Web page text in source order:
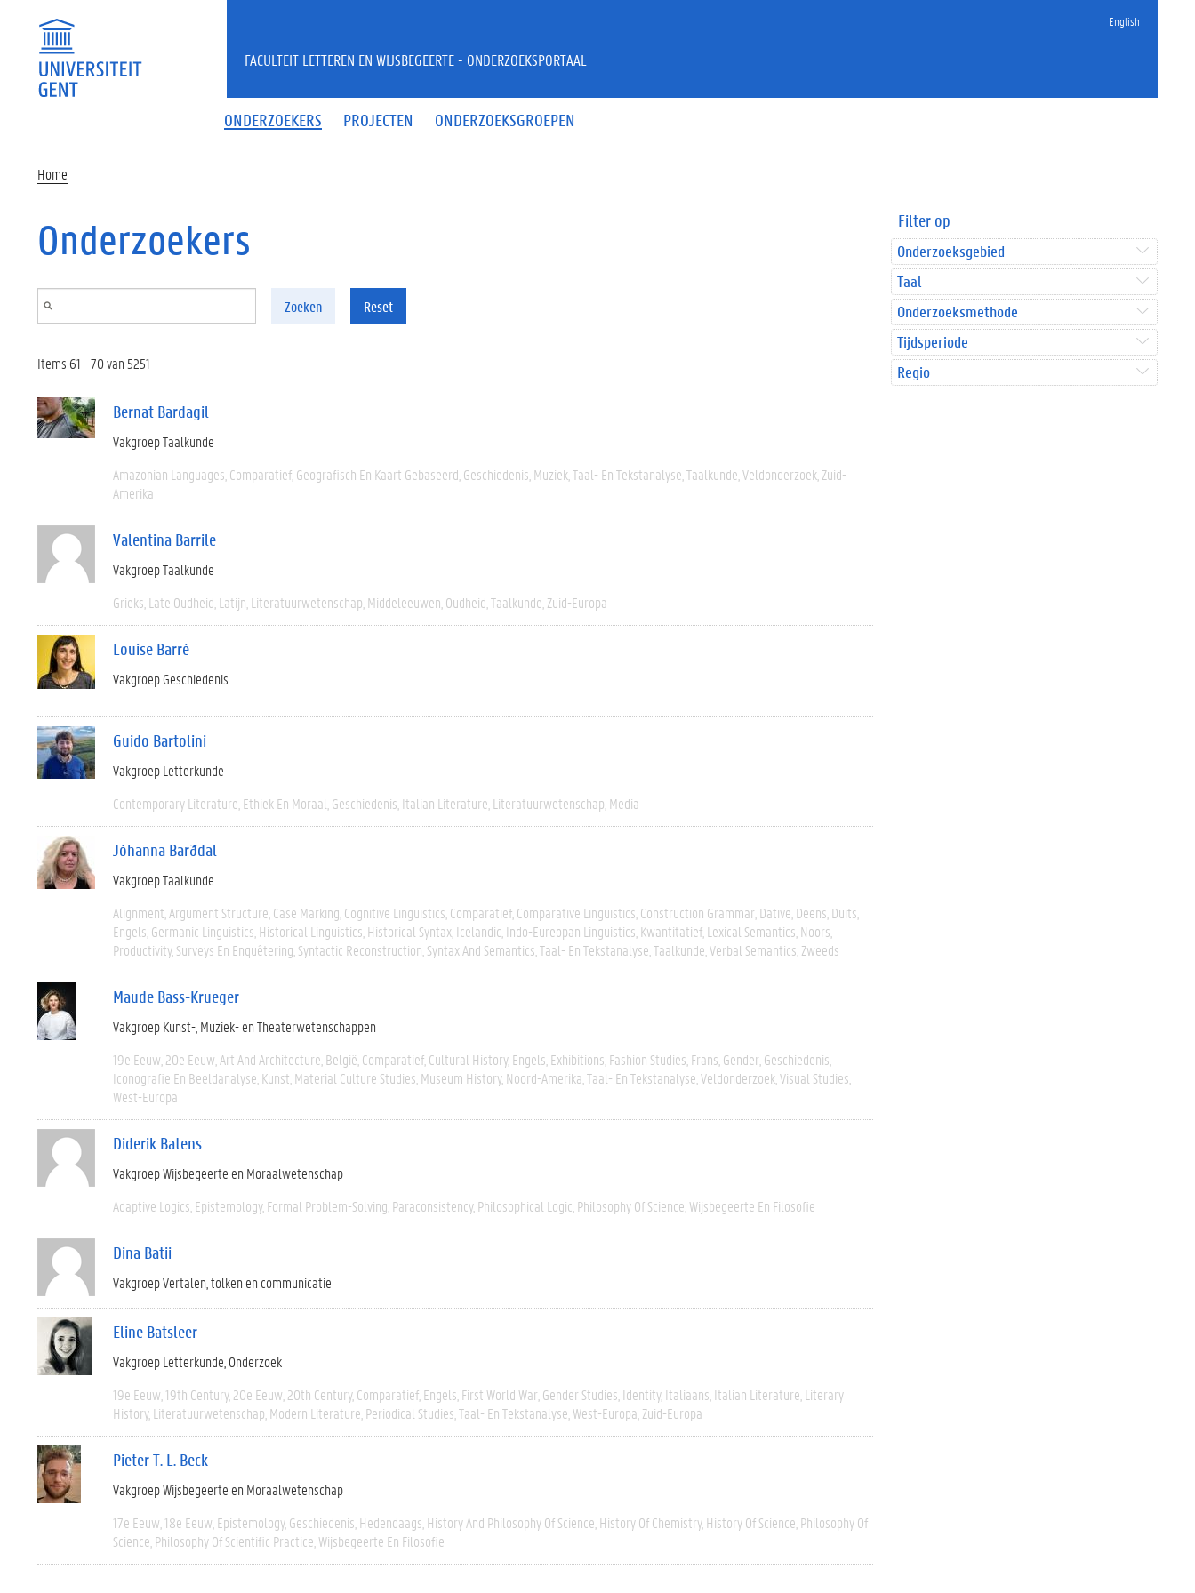
English
ONDERZOEKERS PROJECTEN ONDERZOEKSGROEPEN
FACULTEIT LETTEREN EN WIJSBEGEERTE - ONDERZOEKSPORTAAL
Home
Onderzoekers
Zoeken Reset
Items 61 - 70 van 5251
Bernat Bardagil
Vakgroep Taalkunde
Amazonian Languages Comparatief Geografisch En Kaart Gebaseerd Geschiedenis Muziek Taal- En Tekstanalyse Taalkunde Veldonderzoek Zuid-
Amerika
Valentina Barrile
Vakgroep Taalkunde
Grieks Late Oudheid Latijn Literatuurwetenschap Middeleeuwen Oudheid Taalkunde Zuid-Europa
Louise Barré
Vakgroep Geschiedenis
Guido Bartolini
Vakgroep Letterkunde
Contemporary Literature Ethiek En Moraal Geschiedenis Italian Literature Literatuurwetenschap Media
Jóhanna Barðdal
Vakgroep Taalkunde
Alignment Argument Structure Case Marking Cognitive Linguistics Comparatief Comparative Linguistics Construction Grammar Dative Deens Duits
Engels Germanic Linguistics Historical Linguistics Historical Syntax Icelandic Indo-Eureopan Linguistics Kwantitatief Lexical Semantics Noors
Productivity Surveys En Enquêtering Syntactic Reconstruction Syntax And Semantics Taal- En Tekstanalyse Taalkunde Verbal Semantics Zweeds
Maude Bass-Krueger
Vakgroep Kunst-, Muziek- en Theaterwetenschappen
19e Eeuw 20e Eeuw Art And Architecture België Comparatief Cultural History Engels Exhibitions Fashion Studies Frans Gender Geschiedenis
Iconografie En Beeldanalyse Kunst Material Culture Studies Museum History Noord-Amerika Taal- En Tekstanalyse Veldonderzoek Visual Studies
West-Europa
Diderik Batens
Vakgroep Wijsbegeerte en Moraalwetenschap
Adaptive Logics Epistemology Formal Problem-Solving Paraconsistency Philosophical Logic Philosophy Of Science Wijsbegeerte En Filosofie
Dina Batii
Vakgroep Vertalen, tolken en communicatie
Eline Batsleer
Vakgroep Letterkunde Onderzoek
19e Eeuw 19th Century 20e Eeuw 20th Century Comparatief Engels First World War Gender Studies Identity Italiaans Italian Literature Literary
History Literatuurwetenschap Modern Literature Periodical Studies Taal- En Tekstanalyse West-Europa Zuid-Europa
Pieter T. L. Beck
Vakgroep Wijsbegeerte en Moraalwetenschap
17e Eeuw 18e Eeuw Epistemology Geschiedenis Hedendaags History And Philosophy Of Science History Of Chemistry History Of Science Philosophy Of
Science Philosophy Of Scientific Practice Wijsbegeerte En Filosofie
Filter op
Onderzoeksgebied
Taal
Onderzoeksmethode
Tijdsperiode
Regio